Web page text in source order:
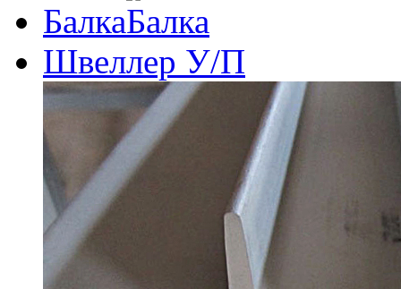
Балка
Швеллер У/П